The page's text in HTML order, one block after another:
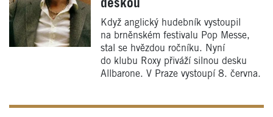
deskou
Když anglický hudebník vystoupil
na brněnském festivalu Pop Messe,
stal se hvězdou ročníku. Nyní
do klubu Roxy přiváží silnou desku
Allbarone. V Praze vystoupí 8. června.